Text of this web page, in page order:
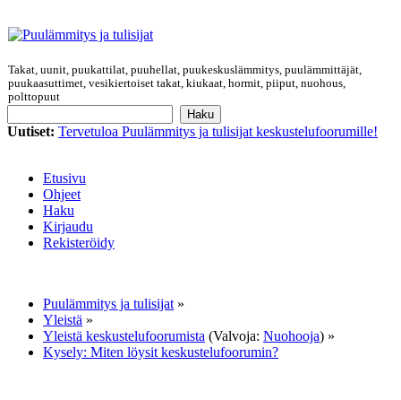
Takat, uunit, puukattilat, puuhellat, puukeskuslämmitys, puulämmittäjät,
puukaasuttimet, vesikiertoiset takat, kiukaat, hormit, piiput, nuohous,
polttopuut
Uutiset: Tervetuloa Puulämmitys ja tulisijat keskustelufoorumille!
Etusivu
Ohjeet
Haku
Kirjaudu
Rekisteröidy
Puulämmitys ja tulisijat »
Yleistä »
Yleistä keskustelufoorumista (Valvoja: Nuohooja) »
Kysely: Miten löysit keskustelufoorumin?